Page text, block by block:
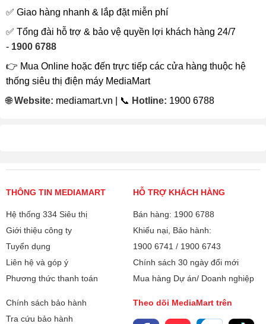
✅ Giao hàng nhanh & lắp đặt miễn phí
✅ Tổng đài hỗ trợ & bảo vệ quyền lợi khách hàng 24/7
- 1900 6788
👉 Mua Online hoặc đến trực tiếp các cửa hàng thuộc hệ
thống siêu thị điện máy MediaMart
🌐Website: mediamart.vn | 📞 Hotline: 1900 6788
THÔNG TIN MEDIAMART
Hệ thống 334 Siêu thị
Giới thiệu công ty
Tuyển dụng
Liên hệ và góp ý
Phương thức thanh toán
HỖ TRỢ KHÁCH HÀNG
Bán hàng: 1900 6788
Khiếu nại, Bảo hành:
1900 6741 / 1900 6743
Chính sách 30 ngày đổi mới
Mua hàng Dự án/ Doanh nghiệp
Chính sách bảo hành
Tra cứu bảo hành
Theo dõi MediaMart trên